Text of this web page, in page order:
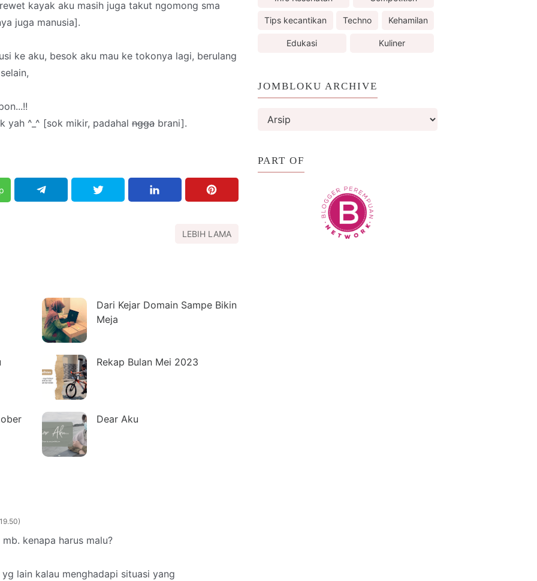
kayak aku masih juga takut ngomong sma
juga manusia].
ke aku, besok aku mau ke tokonya lagi, berulang
yah ^_^ [sok mikir, padahal ngga brani].
LEBIH LAMA
Dari Kejar Domain Sampe Bikin
Meja
Rekap Bulan Mei 2023
Dear Aku
kenapa harus malu?
lain kalau menghadapi situasi yang
Tips kecantikan Techno Kehamilan
Edukasi Kuliner
JOMBLOKU ARCHIVE
PART OF